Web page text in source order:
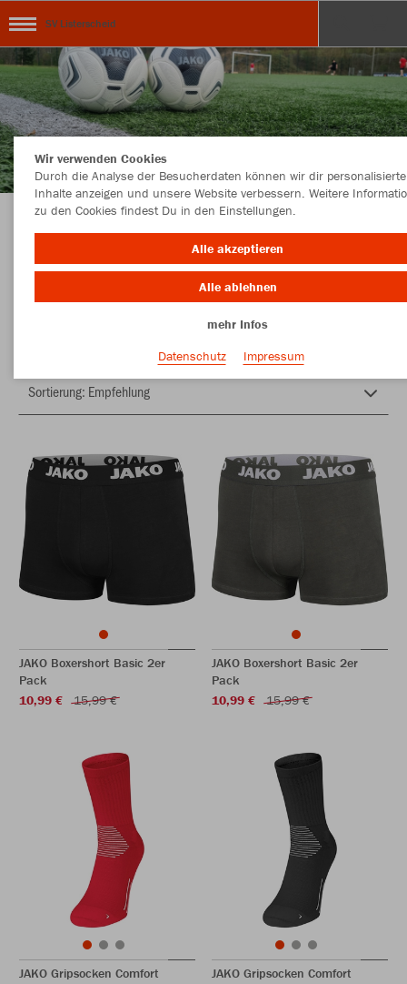
SV Listerscheid
SV Listerscheid Mein Verein
JAKO Boxershort Basic 2er
Pack
10,99 €
15,99 €
JAKO Boxershort Basic 2er
Pack
10,99 €
15,99 €
JAKO Gripsocken Comfort
JAKO Gripsocken Comfort
Wir verwenden Cookies
Durch die Analyse der Besucherdaten können wir dir personalisierte
Inhalte anzeigen und unsere Website verbessern. Weitere
zu den Cookies findest Du in den Einstellungen.
Alle akzeptieren
Alle ablehnen
mehr Infos
Datenschutz
Impressum